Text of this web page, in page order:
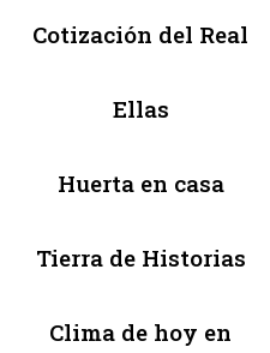
Cotización del Real
Ellas
Huerta en casa
Tierra de Historias
Clima de hoy en